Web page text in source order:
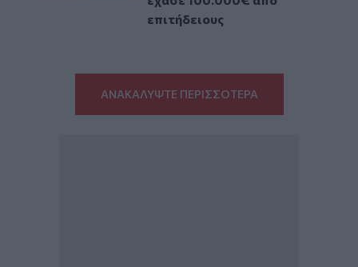
επιτήδειους
ΑΝΑΚΑΛΥΨΤΕ ΠΕΡΙΣΣΟΤΕΡΑ